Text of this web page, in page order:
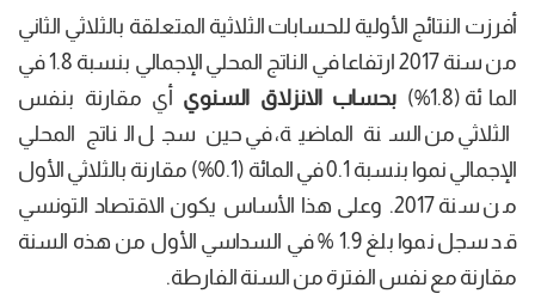
أفرزت النتائج الأولية للحسابات الثلاثية المتعلقة بالثلاثي الثاني
من سنة 2017 ارتفاعا في الناتج المحلي الإجمالي بنسبة 1.8 في
المائة (1.8%)
بحساب الانزلاق السنوي أي مقارنة بنفس
الثلاثي من السنة الماضية، في حين سجل الناتج المحلي
الإجمالي نموا بنسبة 0.1 في المائة (0.1%) مقارنة بالثلاثي الأول
من سنة 2017. وعلى هذا الأساس يكون الاقتصاد التونسي
قد سجل نموا بلغ 1.9 % في السداسي الأول من هذه السنة
مقارنة مع نفس الفترة من السنة الفارطة.